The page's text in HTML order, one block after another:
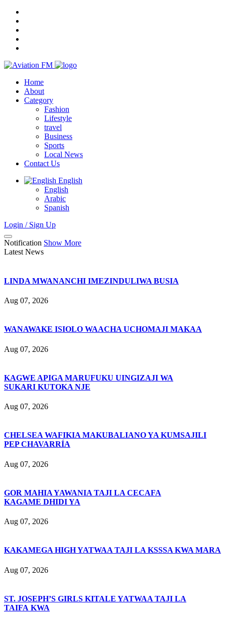
Home
About
Category
Fashion
Lifestyle
travel
Business
Sports
Local News
Contact Us
English
English
Arabic
Spanish
Login / Sign Up
Notification Show More
Latest News
LINDA MWANANCHI IMEZINDULIWA BUSIA
Aug 07, 2026
WANAWAKE ISIOLO WAACHA UCHOMAJI MAKAA
Aug 07, 2026
KAGWE APIGA MARUFUKU UINGIZAJI WA
SUKARI KUTOKA NJE
Aug 07, 2026
CHELSEA WAFIKIA MAKUBALIANO YA KUMSAJILI
PEP CHAVARRÍA
Aug 07, 2026
GOR MAHIA YAWANIA TAJI LA CECAFA
KAGAME DHIDI YA
Aug 07, 2026
KAKAMEGA HIGH YATWAA TAJI LA KSSSA KWA MARA
Aug 07, 2026
ST. JOSEPH’S GIRLS KITALE YATWAA TAJI LA
TAIFA KWA